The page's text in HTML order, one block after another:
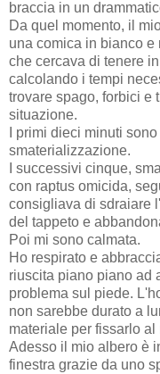
braccia in un
Da quel momento, il
una comica in bianco e
che cercava di tenere
calcolando i tempi
trovare spago, forbici e
situazione.
I primi dieci minuti
smaterializzazione.
I successivi cinque,
con raptus omicida,
consigliava di sdraiare
del tappeto e
Poi mi sono calmata.
Ho respirato e
riuscita piano piano ad
problema sul piede.
non sarebbe durato a
materiale per fissarlo al
Adesso il mio albero è
finestra grazie da uno